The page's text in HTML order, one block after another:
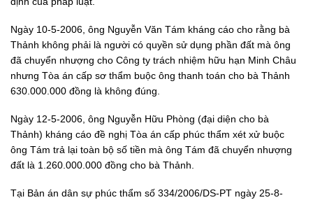
Ngày 10-5-2006, ông Nguyễn Văn Tám kháng cáo cho rằng bà
Thảnh không phải là người có quyền sử dụng phần đất mà ông
đã chuyển nhượng cho Công ty trách nhiệm hữu hạn Minh Châu
nhưng Tòa án cấp sơ thẩm buộc ông thanh toán cho bà Thảnh
630.000.000 đồng là không đúng.
Ngày 12-5-2006, ông Nguyễn Hữu Phòng (đại diện cho bà
Thảnh) kháng cáo đề nghị Tòa án cấp phúc thẩm xét xử buộc
ông Tám trả lại toàn bộ số tiền mà ông Tám đã chuyển nhượng
đất là 1.260.000.000 đồng cho bà Thảnh.
Tại Bản án dân sự phúc thẩm số 334/2006/DS-PT ngày 25-8-